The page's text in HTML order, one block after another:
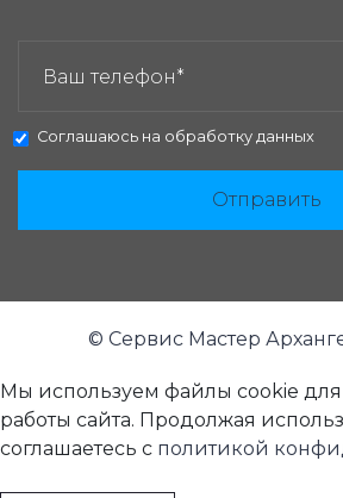
Соглашаюсь на обработку данных
Отправить
© Сервис Мастер
Мы используем файлы cookie
работы сайта. Продолжая
соглашаетесь с политикой